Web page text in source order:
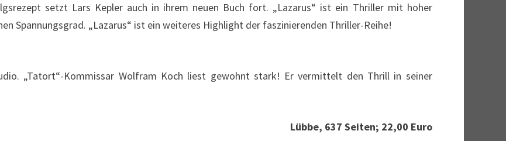
setzt Lars Kepler auch in ihrem neuen Buch fort. „Lazarus“ ist ein Thriller mit hoher
Spannungsgrad. „Lazarus“ ist ein weiteres Highlight der faszinierenden Thriller-Reihe!
„Tatort“-Kommissar Wolfram Koch liest gewohnt stark! Er vermittelt den Thrill in seiner
Lübbe, 637 Seiten; 22,00 Euro